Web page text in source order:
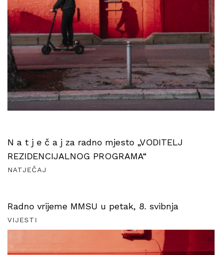
N a t j e č a j za radno mjesto „VODITELJ
REZIDENCIJALNOG PROGRAMA“
NATJEČAJ
Radno vrijeme MMSU u petak, 8. svibnja
VIJESTI